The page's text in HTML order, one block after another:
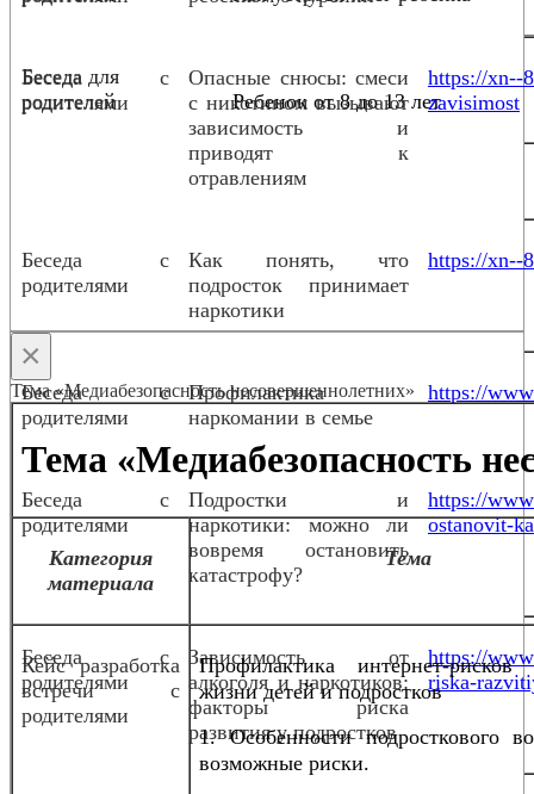
Беседа для
родителей
Ребенок от 8 до 13 лет
Беседа с
родителями
Опасные снюсы: смеси
с никотином вызывают
зависимость и
приводят к
отравлениям
https://xn--
zavisimost
Беседа с
родителями
Как понять, что
подросток принимает
наркотики
https://xn--
Беседа с
родителями
Профилактика
наркомании в семье
https://
Беседа с
родителями
Подростки и
наркотики: можно ли
вовремя остановить
катастрофу?
https://
ostanovit-
Беседа с
родителями
Зависимость от
алкоголя и наркотиков:
факторы риска
развития у подростков
https://
riska-
×
Тема «Медиабезопасность несовершеннолетних»
Тема «Медиабезопасность
Категория
материала
Тема
Кейс разработка
встречи с
родителями
Профилактика интернет-
жизни детей и подростков
1. Особенности подросткового
возможные риски.